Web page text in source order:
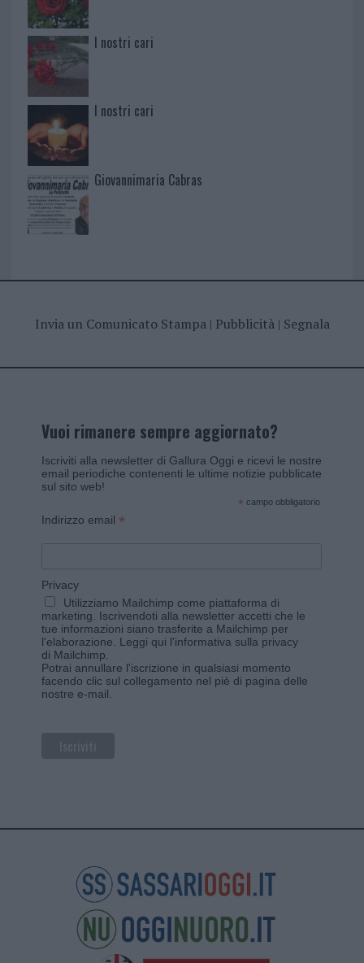
I nostri cari
I nostri cari
Giovannimaria Cabras
Invia un Comunicato Stampa| Pubblicità| Segnala
Vuoi rimanere sempre aggiornato?
Iscriviti alla newsletter di Gallura Oggi e ricevi le nostre
email periodiche contenenti le ultime notizie pubblicate
sul sito web!
* campo obbligatorio
Indirizzo email *
Privacy
Utilizziamo Mailchimp come piattaforma di
marketing. Iscrivendoti alla newsletter accetti che le
tue informazioni siano trasferite a Mailchimp per
l'elaborazione. Leggi qui l'informativa sulla privacy
di Mailchimp
Potrai annullare l'iscrizione in qualsiasi momento
facendo clic sul collegamento nel piè di pagina delle
nostre e-mail.